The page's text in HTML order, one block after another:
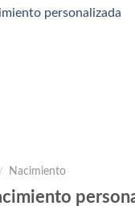
/ Nacimiento